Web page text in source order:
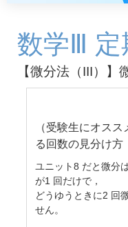
数学Ⅲ 定
【微分法（III）
（受験生にオス
る回数の見分け方
ユニット8 だと微分
が1 回だけで，
どうゆうときに2 回
せん。